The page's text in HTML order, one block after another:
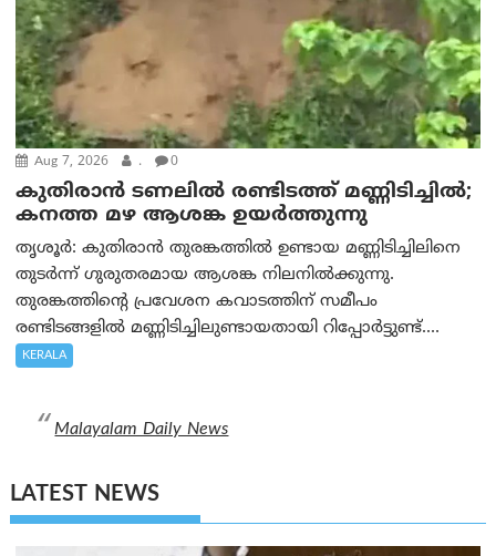
Aug 7, 2026 . 0
കുതിരാൻ ടണലിൽ രണ്ടിടത്ത് മണ്ണിടിച്ചിൽ;
കനത്ത മഴ ആശങ്ക ഉയർത്തുന്നു
തൃശൂർ: കുതിരാൻ തുരങ്കത്തിൽ ഉണ്ടായ മണ്ണിടിച്ചിലിനെ
തുടർന്ന് ഗുരുതരമായ ആശങ്ക നിലനിൽക്കുന്നു.
തുരങ്കത്തിന്റെ പ്രവേശന കവാടത്തിന് സമീപം
രണ്ടിടങ്ങളിൽ മണ്ണിടിച്ചിലുണ്ടായതായി റിപ്പോർട്ടുണ്ട്....
KERALA
Malayalam Daily News
LATEST NEWS